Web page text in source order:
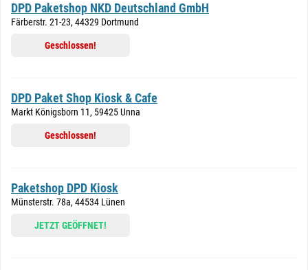
DPD Paketshop NKD Deutschland GmbH
Färberstr. 21-23, 44329 Dortmund
Geschlossen!
DPD Paket Shop Kiosk & Cafe
Markt Königsborn 11, 59425 Unna
Geschlossen!
Paketshop DPD Kiosk
Münsterstr. 78a, 44534 Lünen
JETZT GEÖFFNET!